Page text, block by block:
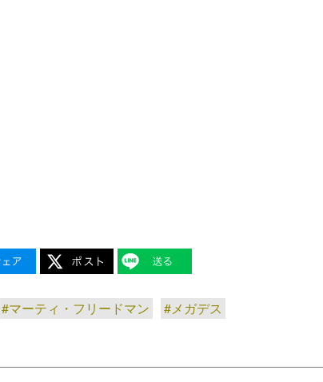
#マーティ・フリードマン #メガデス